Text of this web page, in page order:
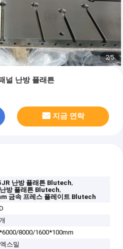
2/5
널 난방 플래튼
지금 연락
난방 플래튼 Blutech,
방 플래튼 Blutech,
금속 프레스 플레이트 Blutech
8000/1600*100mm
스밀